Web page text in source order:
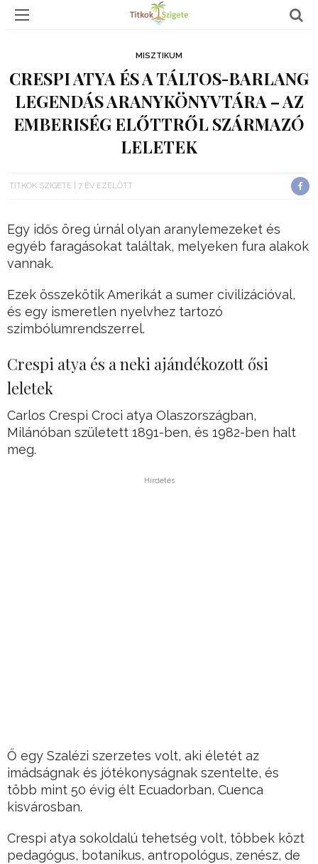
MISZTIKUM
CRESPI ATYA ÉS A TÁLTOS-BARLANG
LEGENDÁS ARANYKÖNYVTÁRA – AZ
EMBERISÉG ELŐTTRŐL SZÁRMAZÓ
LELETEK
TITKOK SZIGETE 7 ÉV EZELŐTT
Egy idős öreg úrnál olyan aranylemezeket és
egyéb faragásokat találtak, melyeken fura alakok
vannak.
Ezek összekötik Amerikát a sumer civilizációval,
és egy ismeretlen nyelvhez tartozó
szimbólumrendszerrel.
Crespi atya és a neki ajándékozott ősi
leletek
Carlos Crespi Croci atya Olaszországban,
Milánóban született 1891-ben, és 1982-ben halt
meg.
Hirdetés
Ő egy Szalézi szerzetes volt, aki életét az
imádságnak és jótékonyságnak szentelte, és
több mint 50 évig élt Ecuadorban, Cuenca
kisvárosban.
Crespi atya sokoldalú tehetség volt, többek közt
pedagógus, botanikus, antropológus, zenész, de